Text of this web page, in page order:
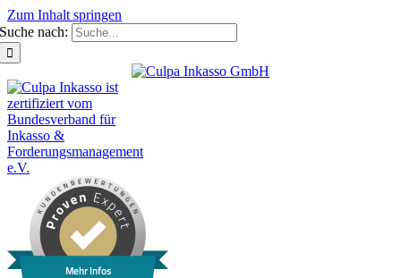
Zum Inhalt springen
Suche nach:
Mehr Infos